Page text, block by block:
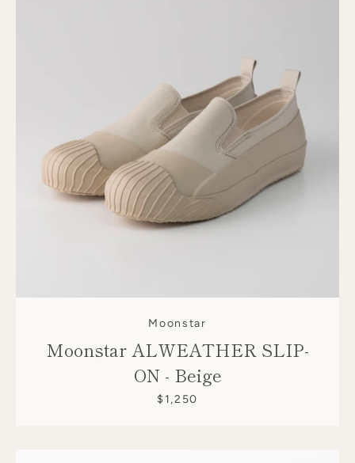
Moonstar
Moonstar ALWEATHER SLIP-
ON - Beige
$1,250